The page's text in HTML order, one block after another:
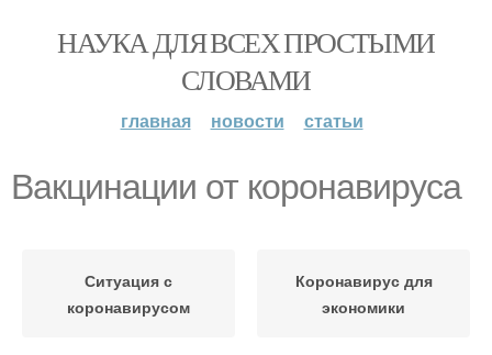
НАУКА ДЛЯ ВСЕХ ПРОСТЫМИ
СЛОВАМИ
главная новости статьи
Вакцинации от коронавируса
Ситуация с
коронавирусом
Коронавирус для
экономики